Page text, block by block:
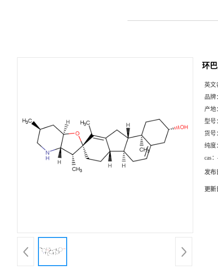
环
英文
品牌
产地
型号
货号
纯度
cas：
发布
更新